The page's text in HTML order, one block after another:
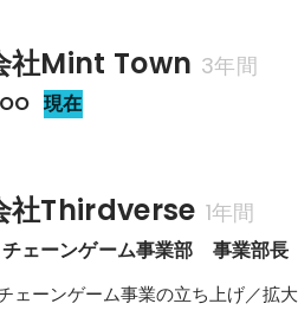
社Mint Town 3年間
現在
社Thirdverse 1年間
ェーンゲーム事業部　事業部長
ェーンゲーム事業の立ち上げ／拡大